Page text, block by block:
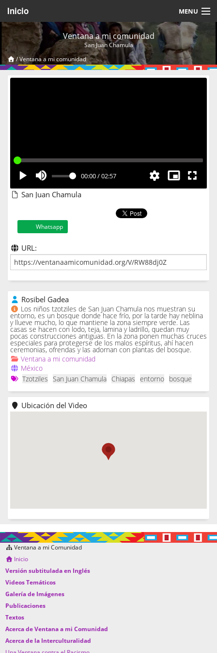
Inicio MENU
Acerca de
Videos Temáticos
Cerrar Sesión
Ventana a mi comunidad
San Juan Chamula
/Ventana a mi comunidad
00:00/02:57
San Juan Chamula
Whatsapp
URL:
Rosibel Gadea
Los niños tzotziles de San Juan Chamula nos muestran su
entorno, es un bosque donde hace frío, por la tarde hay neblina
y llueve mucho, lo que mantiene la zona siempre verde. Las
casas se hacen con lodo, teja, lamina y ladrillo, quedan muy
pocas construcciones antiguas. En la zona ponen muchas cruces
especiales para protegerse de los malos espíritus, ahí hacen
ceremonias, ofrendas y las adornan con plantas del bosque.
Ventana a mi comunidad
México
Tzotziles
San Juan Chamula Chiapas entorno bosque
Ubicación del Video
Ventana a mi Comunidad
Inicio
Versión subtitulada en Inglés
Videos Temáticos
Galería de Imágenes
Publicaciones
Textos
Acerca de Ventana a mi Comunidad
Acerca de la Interculturalidad